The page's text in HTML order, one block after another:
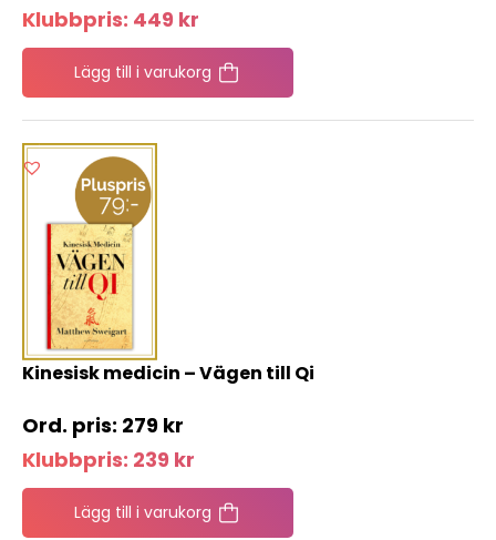
Klubbpris: 449 kr
Lägg till i varukorg
Kinesisk medicin – Vägen till Qi
279 kr
Klubbpris: 239 kr
Lägg till i varukorg